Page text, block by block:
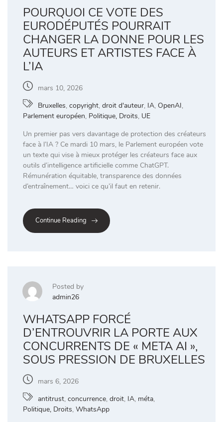
POURQUOI CE VOTE DES
EURODÉPUTÉS POURRAIT
CHANGER LA DONNE POUR LES
AUTEURS ET ARTISTES FACE À
L’IA
mars 10, 2026
Bruxelles, copyright, droit d'auteur, IA, OpenAI,
Parlement européen, Politique, Droits, UE
Un premier pas vers davantage de protection des créateurs
face à l’IA ? Ce mardi 10 mars, le Parlement européen vote
un texte qui vise à mieux protéger les créateurs face aux
outils d’intelligence artificielle comme ChatGPT.
Rémunération équitable, transparence des données
d’entraînement… voici ce qu’il faut en retenir.
Continue Reading
Posted by
admin26
WHATSAPP FORCÉ
D’ENTROUVRIR LA PORTE AUX
CONCURRENTS DE « META AI »,
SOUS PRESSION DE BRUXELLES
mars 6, 2026
antitrust, concurrence, droit, IA, méta,
Politique, Droits, WhatsApp